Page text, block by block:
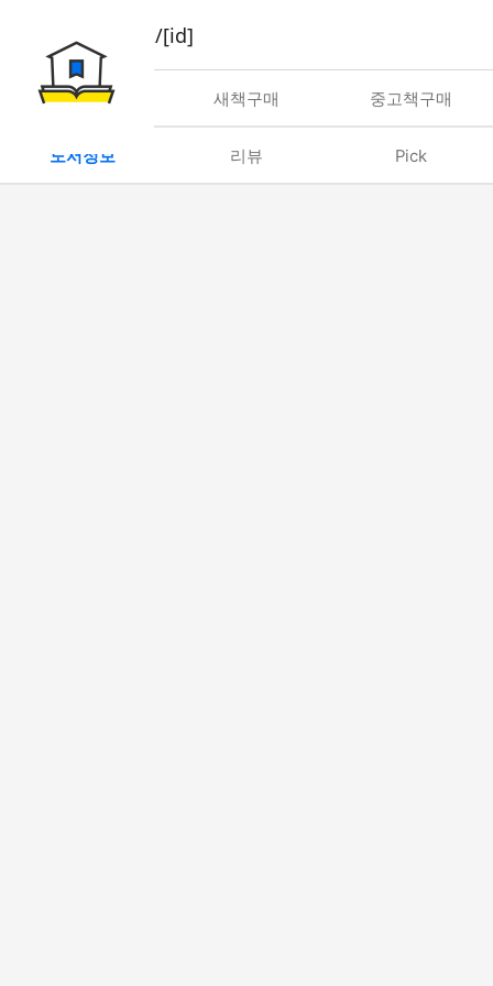
book/rent/[id]
대여 새책구매 중고책구매
도서정보 리뷰 Pick